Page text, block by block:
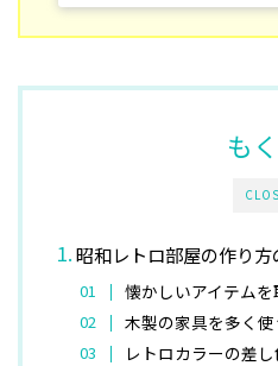
も
昭和レトロ部屋の作り方
懐かしいアイテムを
木製の家具を多く使
レトロカラーの差